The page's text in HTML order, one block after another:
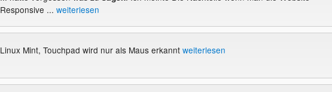
Responsive ... weiterlesen
Linux Mint, Touchpad wird nur als Maus erkannt weiterlesen